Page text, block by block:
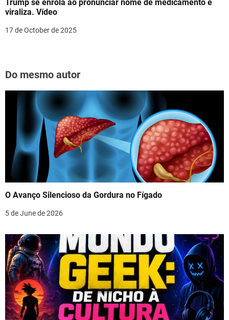
Trump se enrola ao pronunciar nome de medicamento e
viraliza. Vídeo
17 de October de 2025
Do mesmo autor
O Avanço Silencioso da Gordura no Fígado
5 de June de 2026